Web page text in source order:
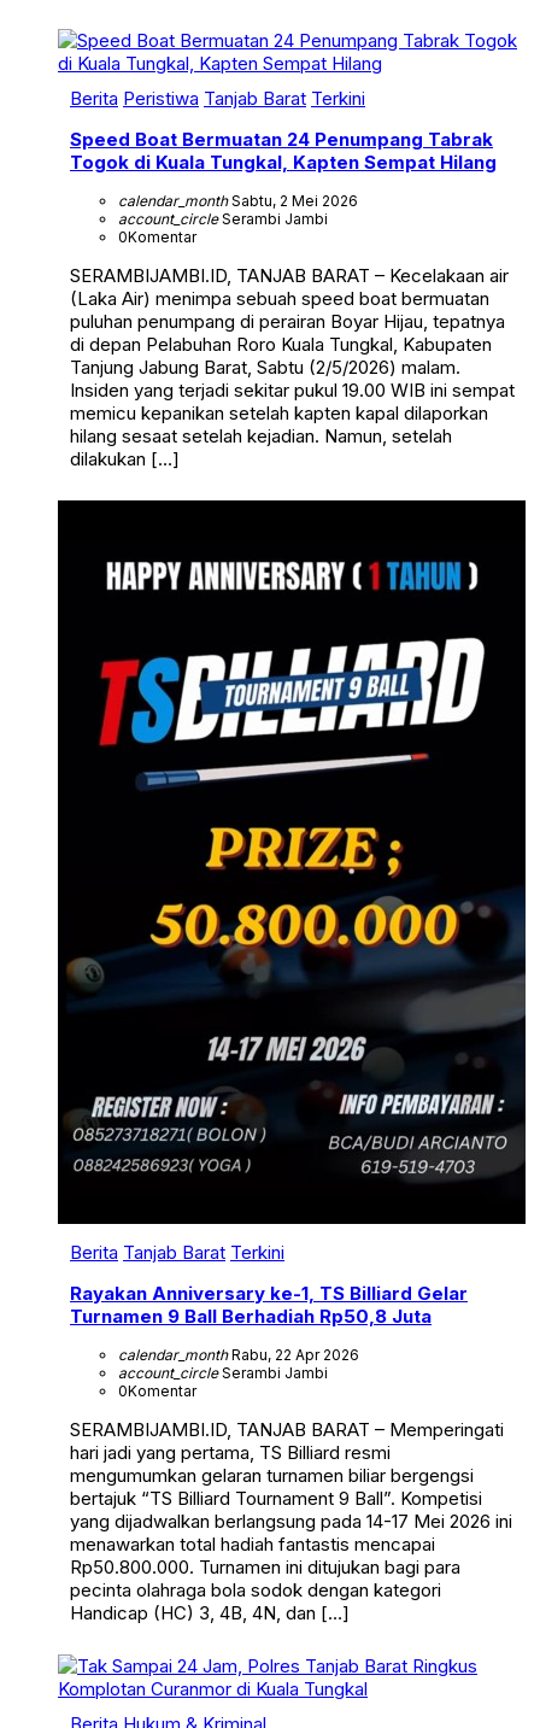
Berita Peristiwa Tanjab Barat Terkini
Speed Boat Bermuatan 24 Penumpang Tabrak
Togok di Kuala Tungkal, Kapten Sempat Hilang
calendar_monthSabtu, 2 Mei 2026
account_circleSerambi Jambi
0Komentar
SERAMBIJAMBI.ID, TANJAB BARAT – Kecelakaan air
(Laka Air) menimpa sebuah speed boat bermuatan
puluhan penumpang di perairan Boyar Hijau, tepatnya
di depan Pelabuhan Roro Kuala Tungkal, Kabupaten
Tanjung Jabung Barat, Sabtu (2/5/2026) malam.
Insiden yang terjadi sekitar pukul 19.00 WIB ini sempat
memicu kepanikan setelah kapten kapal dilaporkan
hilang sesaat setelah kejadian. Namun, setelah
dilakukan […]
Berita Tanjab Barat Terkini
Rayakan Anniversary ke-1, TS Billiard Gelar
Turnamen 9 Ball Berhadiah Rp50,8 Juta
calendar_monthRabu, 22 Apr 2026
account_circleSerambi Jambi
0Komentar
SERAMBIJAMBI.ID, TANJAB BARAT – Memperingati
hari jadi yang pertama, TS Billiard resmi
mengumumkan gelaran turnamen biliar bergengsi
bertajuk “TS Billiard Tournament 9 Ball”. Kompetisi
yang dijadwalkan berlangsung pada 14-17 Mei 2026 ini
menawarkan total hadiah fantastis mencapai
Rp50.800.000. Turnamen ini ditujukan bagi para
pecinta olahraga bola sodok dengan kategori
Handicap (HC) 3, 4B, 4N, dan […]